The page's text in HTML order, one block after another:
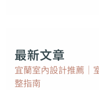
最新文章
宜蘭室內設計推薦｜
整指南